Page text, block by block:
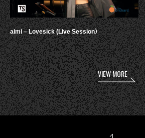
aimi – Lovesick (Live Session）
VIEW MORE